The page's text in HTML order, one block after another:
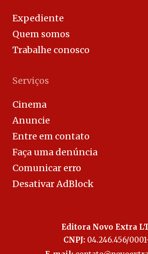
Expediente
Quem somos
Trabalhe conosco
Serviços
Cinema
Anuncie
Entre em contato
Faça uma denúncia
Comunicar erro
Desativar AdBlock
Editora Novo Extra
CNPJ:04.246.456/